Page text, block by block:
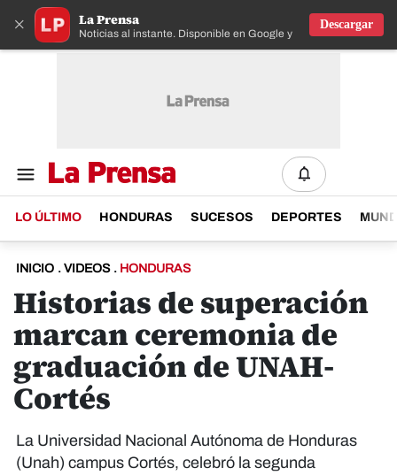
× La Prensa
Noticias al instante. Disponible en Google y IOS
Descargar
LO ÚLTIMO HONDURAS SUCESOS DEPORTES
INICIO . VIDEOS . HONDURAS
Historias de superación
marcan ceremonia de
graduación de UNAH-
Cortés
La Universidad Nacional Autónoma de Honduras
(Unah) campus Cortés, celebró la segunda